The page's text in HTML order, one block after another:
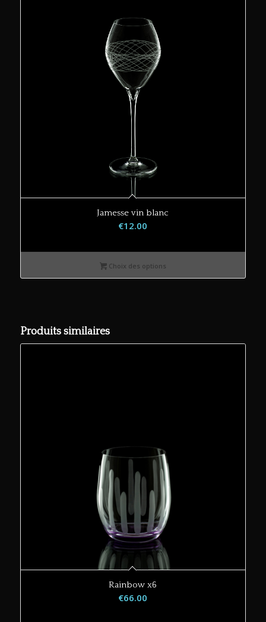
Jamesse vin blanc
€12.00
Choix des options
Produits similaires
Rainbow x6
€66.00